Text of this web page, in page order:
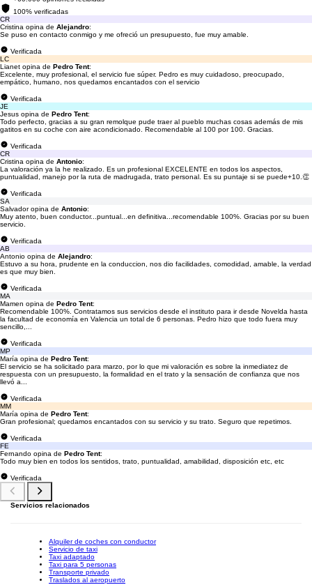
100% verificadas
CR
Cristina opina de Alejandro:
Se puso en contacto conmigo y me ofreció un presupuesto, fue muy amable.
Verificada
LC
Lianet opina de Pedro Tent:
Excelente, muy profesional, el servicio fue súper. Pedro es muy cuidadoso, preocupado,
empático, humano, nos quedamos encantados con el servicio
Verificada
JE
Jesus opina de Pedro Tent:
Todo perfecto, gracias a su gran remolque pude traer al pueblo muchas cosas además de mis
gatitos en su coche con aire acondicionado. Recomendable al 100 por 100. Gracias.
Verificada
CR
Cristina opina de Antonio:
La valoración ya la he realizado. Es un profesional EXCELENTE en todos los aspectos,
puntualidad, manejo por la ruta de madrugada, trato personal. Es su puntaje si se puede+10.👏
Verificada
SA
Salvador opina de Antonio:
Muy atento, buen conductor...puntual...en definitiva...recomendable 100%. Gracias por su buen
servicio.
Verificada
AB
Antonio opina de Alejandro:
Estuvo a su hora, prudente en la conduccion, nos dio facilidades, comodidad, amable, la verdad
es que muy bien.
Verificada
MA
Mamen opina de Pedro Tent:
Recomendable 100%. Contratamos sus servicios desde el instituto para ir desde Novelda hasta
la facultad de economía en Valencia un total de 6 personas. Pedro hizo que todo fuera muy
sencillo,...
Verificada
MP
María opina de Pedro Tent:
El servicio se ha solicitado para marzo, por lo que mi valoración es sobre la inmediatez de
respuesta con un presupuesto, la formalidad en el trato y la sensación de confianza que nos
llevó a...
Verificada
MM
María opina de Pedro Tent:
Gran profesional; quedamos encantados con su servicio y su trato. Seguro que repetimos.
Verificada
FE
Fernando opina de Pedro Tent:
Todo muy bien en todos los sentidos, trato, puntualidad, amabilidad, disposición etc, etc
Verificada
Servicios relacionados
Alquiler de coches con conductor
Servicio de taxi
Taxi adaptado
Taxi para 5 personas
Transporte privado
Traslados al aeropuerto